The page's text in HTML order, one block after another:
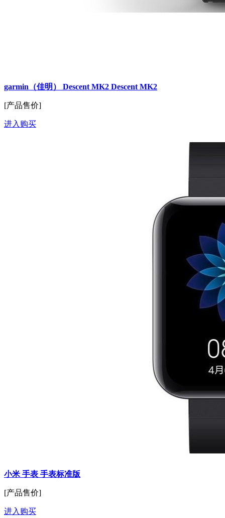
garmin（佳明） Descent MK2 Descent MK2
[产品售价]
进入购买
小米 手表 手表标准版
[产品售价]
进入购买